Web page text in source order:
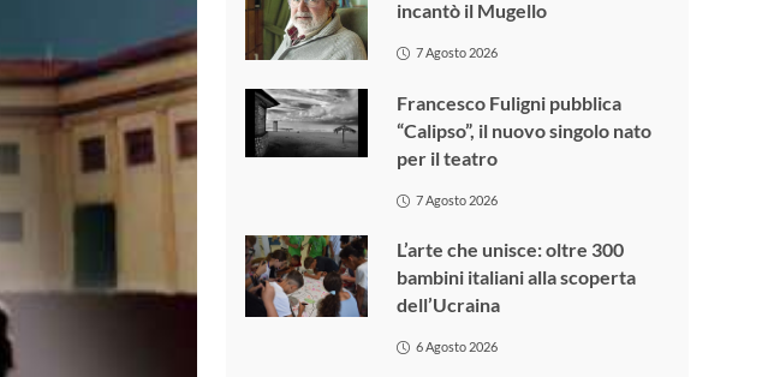
incantò il Mugello
7 Agosto 2026
Francesco Fuligni pubblica
“Calipso”, il nuovo singolo nato
per il teatro
7 Agosto 2026
L’arte che unisce: oltre 300
bambini italiani alla scoperta
dell’Ucraina
6 Agosto 2026